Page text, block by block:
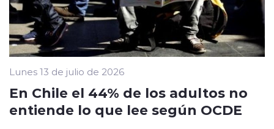
Lunes 13 de julio de 2026
En Chile el 44% de los adultos no
entiende lo que lee según OCDE